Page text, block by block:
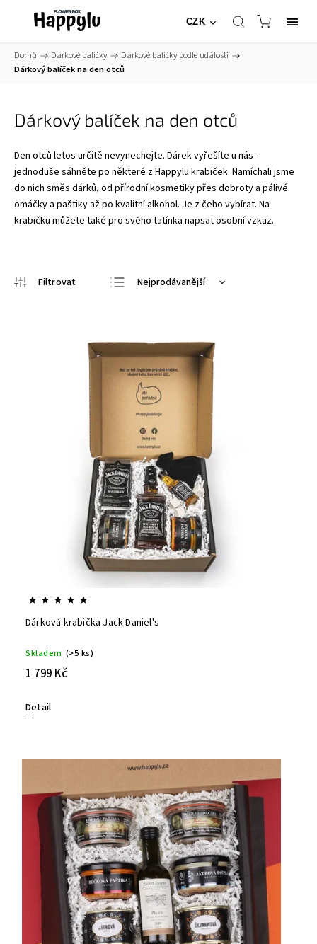
CZK
Domů / Dárkové balíčky / Dárkové balíčky podle události /
Dárkový balíček na den otců
Dárkový balíček na den otců
Den otců letos určitě nevynechejte. Dárek vyřešíte u nás –
jednoduše sáhněte po některé z Happylu krabiček. Namíchali jsme
do nich směs dárků, od přírodní kosmetiky přes dobroty a pálivé
omáčky a paštiky až po kvalitní alkohol. Je z čeho vybírat. Na
krabičku můžete také pro svého tatínka napsat osobní vzkaz.
Nejprodávanější
Dárková krabička Jack Daniel's
Skladem (>5 ks)
1 799 Kč
Detail